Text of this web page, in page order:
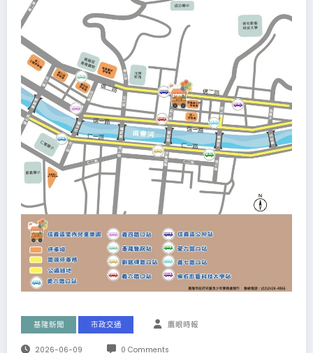
基隆新聞 市政交通 鷹眼時報
2026-06-09 0 Comments